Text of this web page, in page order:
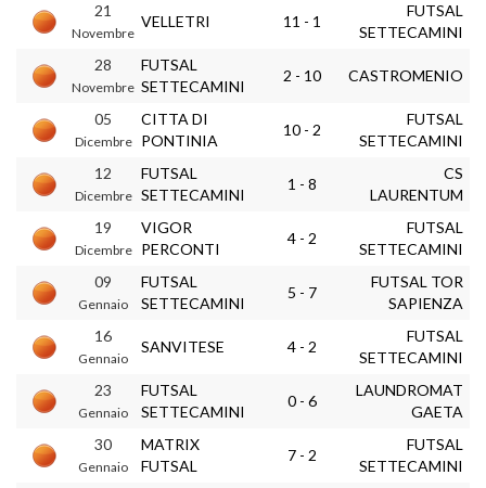
21
Novembre
VELLETRI 11 - 1
FUTSAL
SETTECAMINI
28
Novembre
FUTSAL
SETTECAMINI
2 - 10 CASTROMENIO
05
Dicembre
CITTA DI
PONTINIA
10 - 2
FUTSAL
SETTECAMINI
12
Dicembre
FUTSAL
SETTECAMINI
1 - 8
CS
LAURENTUM
19
Dicembre
VIGOR
PERCONTI
4 - 2
FUTSAL
SETTECAMINI
09
Gennaio
FUTSAL
SETTECAMINI
5 - 7
FUTSAL TOR
SAPIENZA
16
Gennaio
SANVITESE 4 - 2
FUTSAL
SETTECAMINI
23
Gennaio
FUTSAL
SETTECAMINI
0 - 6
LAUNDROMAT
GAETA
30
Gennaio
MATRIX
FUTSAL
7 - 2
FUTSAL
SETTECAMINI